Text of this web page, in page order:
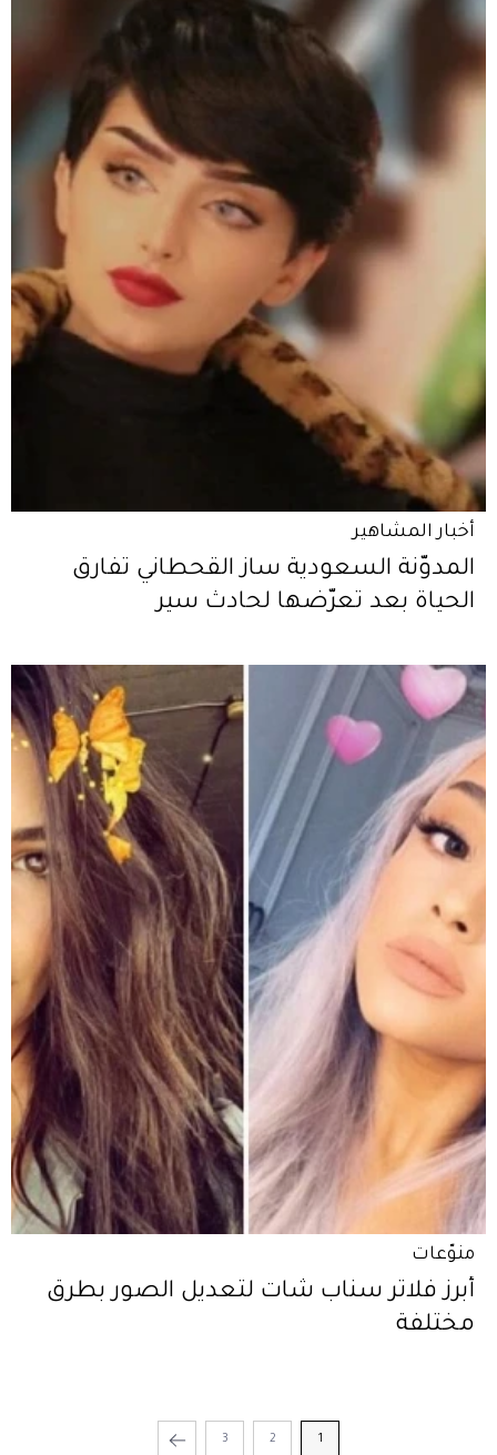
أخبار المشاهير
المدوّنة السعودية ساز القحطاني تفارق
الحياة بعد تعرّضها لحادث سير
منوّعات
أبرز فلاتر سناب شات لتعديل الصور بطرق
مختلفة
1
2
3